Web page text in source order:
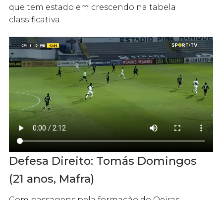
que tem estado em crescendo na tabela
classificativa.
Defesa Direito: Tomás Domingos
(21 anos, Mafra)